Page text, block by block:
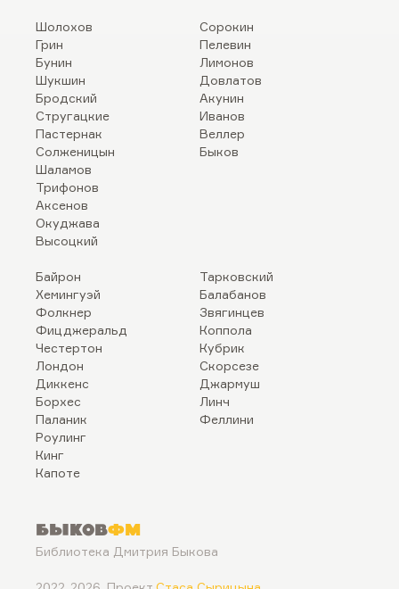
Шолохов
Грин
Бунин
Шукшин
Бродский
Стругацкие
Пастернак
Солженицын
Шаламов
Трифонов
Аксенов
Окуджава
Высоцкий
Сорокин
Пелевин
Лимонов
Довлатов
Акунин
Иванов
Веллер
Быков
Байрон
Хемингуэй
Фолкнер
Фицджеральд
Честертон
Лондон
Диккенс
Борхес
Паланик
Роулинг
Кинг
Капоте
Тарковский
Балабанов
Звягинцев
Коппола
Кубрик
Скорсезе
Джармуш
Линч
Феллини
БыковФМ
Библиотека Дмитрия Быкова